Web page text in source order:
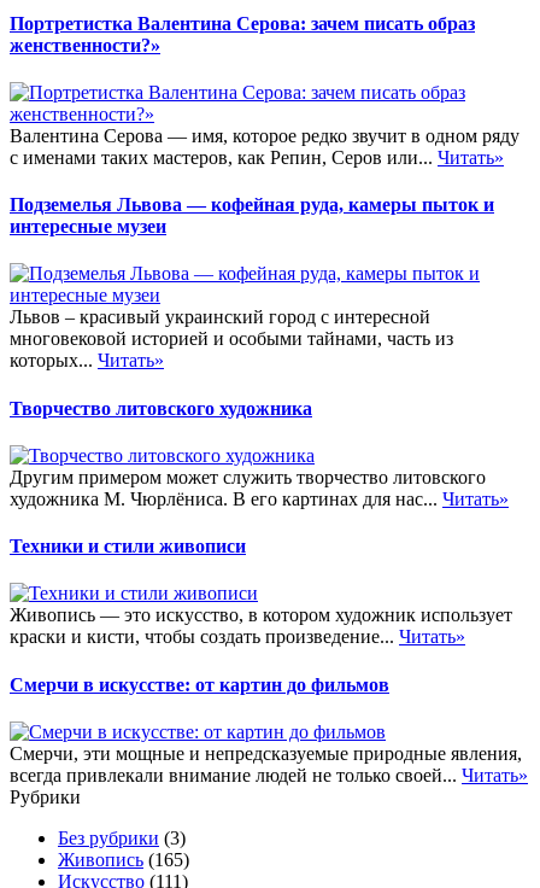
Портретистка Валентина Серова: зачем писать образ
женственности?»
Валентина Серова — имя, которое редко звучит в одном ряду
с именами таких мастеров, как Репин, Серов или... Читать»
Подземелья Львова — кофейная руда, камеры пыток и
интересные музеи
Львов – красивый украинский город с интересной
многовековой историей и особыми тайнами, часть из
которых... Читать»
Творчество литовского художника
Другим примером может служить творчество литовского
художника М. Чюрлёниса. В его картинах для нас... Читать»
Техники и стили живописи
Живопись — это искусство, в котором художник использует
краски и кисти, чтобы создать произведение... Читать»
Смерчи в искусстве: от картин до фильмов
Смерчи, эти мощные и непредсказуемые природные явления,
всегда привлекали внимание людей не только своей... Читать»
Рубрики
Без рубрики (3)
Живопись (165)
Искусство (111)